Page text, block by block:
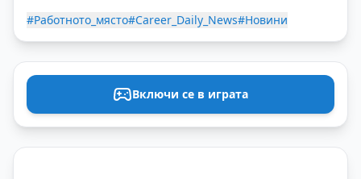
#Работното_място#Career_Daily_News#Новини
Включи се в играта